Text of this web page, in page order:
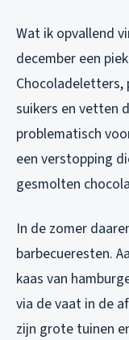
Wat ik opvallend
december een
suikers en vetten
problematisch
een verstopping
gesmolten
In de zomer
barbecueresten.
kaas van
via de vaat in de
zijn grote tuinen